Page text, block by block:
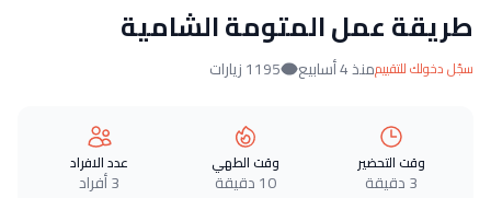
طريقة عمل المتومة الشامية
سجّل دخولك للتقييممنذ 4 أسابيع 1195 زيارات
وقت التحضير
3 دقيقة
وقت الطهي
10 دقيقة
عدد الافراد
3 أفراد